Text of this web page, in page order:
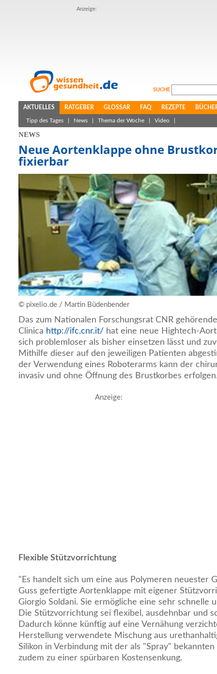
Anzeige:
SUCHE
AKTUELLES RATGEBER GLOSSAR FAQ REZEPTE
Tipp des Tages News Thema der Woche Video
NEWS
Neue Aortenklappe ohne
fixierbar
© pixelio.de / Martin Büdenbender
Das zum Nationalen Forschungsrat CNR
Clinica http://ifc.cnr.it/ hat eine neue Hightech-
sich problemloser als bisher einsetzen lässt und
Mithilfe dieser auf den jeweiligen Patienten
der Verwendung eines Roboterarms kann der
invasiv und ohne Öffnung des Brustkorbes
Anzeige:
Flexible Stützvorrichtung
"Es handelt sich um eine aus Polymeren neuester
Guss gefertigte Aortenklappe mit eigener
Giorgio Soldani. Sie ermögliche eine sehr schnelle
Die Stützvorrichtung sei flexibel, ausdehnbar und
Dadurch könne künftig auf eine Vernähung
Herstellung verwendete Mischung aus
Silikon in Verbindung mit der als "Spray"
zudem zu einer spürbaren Kostensenkung.